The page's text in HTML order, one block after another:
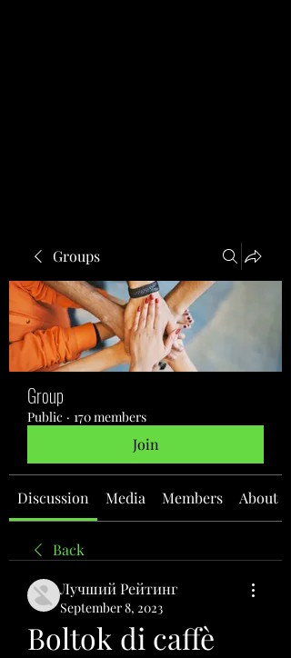
Groups
Group
Public · 170 members
Join
Discussion Media Members About
Back
Лучший Рейтинг
September 8, 2023
Boltok di caffè